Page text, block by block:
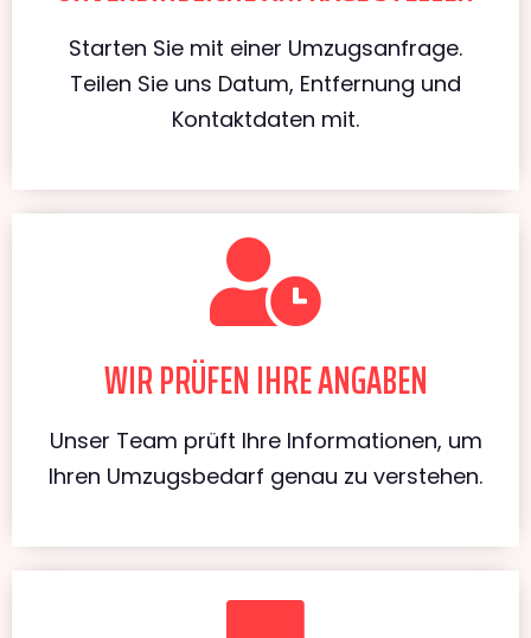
Starten Sie mit einer Umzugsanfrage.
Teilen Sie uns Datum, Entfernung und
Kontaktdaten mit.
WIR PRÜFEN IHRE ANGABEN
Unser Team prüft Ihre Informationen, um
Ihren Umzugsbedarf genau zu verstehen.